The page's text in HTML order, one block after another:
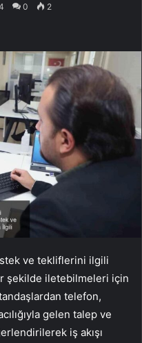
0 2
ve tekliflerini ilgili
şekilde iletebilmeleri için
telefon,
gelen talep ve
iş akışı